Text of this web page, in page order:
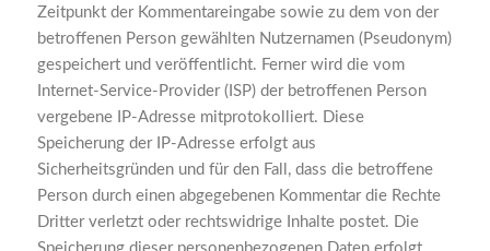
Zeitpunkt der Kommentareingabe sowie zu dem von der
betroffenen Person gewählten Nutzernamen (Pseudonym)
gespeichert und veröffentlicht. Ferner wird die vom
Internet-Service-Provider (ISP) der betroffenen Person
vergebene IP-Adresse mitprotokolliert. Diese
Speicherung der IP-Adresse erfolgt aus
Sicherheitsgründen und für den Fall, dass die betroffene
Person durch einen abgegebenen Kommentar die Rechte
Dritter verletzt oder rechtswidrige Inhalte postet. Die